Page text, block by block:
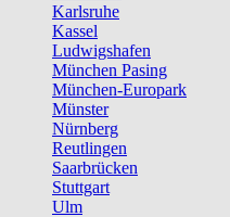
Karlsruhe
Kassel
Ludwigshafen
München Pasing
München-Europark
Münster
Nürnberg
Reutlingen
Saarbrücken
Stuttgart
Ulm